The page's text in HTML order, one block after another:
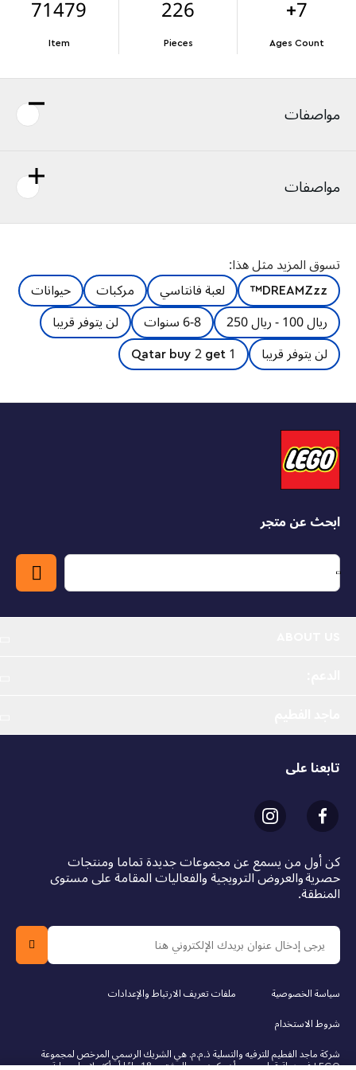
7+
Ages Count
226
Pieces
71479
Item
مواصفات
مواصفات
تسوق المزيد مثل هذا:
DREAMZzz™
لعبة فانتاسي مركبات
حيوانات
ريال 100 - ريال 250
6-8 سنوات
لن يتوفر قريبا
لن يتوفر قريبا
Qatar buy 2 get 1
ابحث عن متجر
كن أول من يسمع عن مجموعات جديدة تماما ومنتجات
حصرية والعروض الترويجية والفعاليات المقامة على مستوى
المنطقة.
تابعنا على
سياسة الخصوصية
ملفات تعريف الارتباط والإعدادات
شروط الاستخدام
شركة ماجد الفطيم للترفيه والتسلية ذ.م.م. هي الشريك الرسمي المرخص لمجموعة